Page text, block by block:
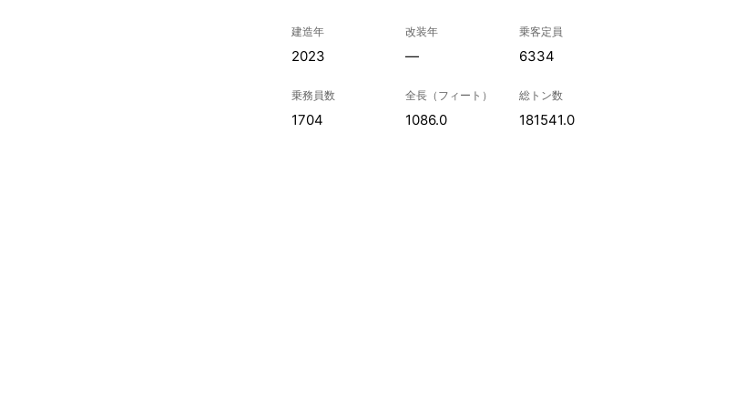
建造年
2023
改装年
—
乗客定員
6334
乗務員数
1704
全長（フィート）
1086.0
総トン数
181541.0